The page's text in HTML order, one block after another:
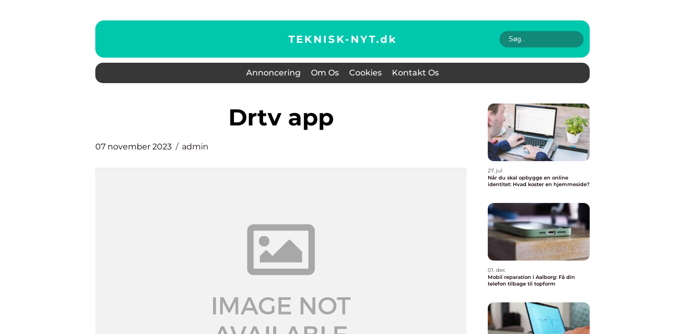
TEKNISK-NYT.dk
Annoncering Om Os Cookies Kontakt Os
drtv app
07 november 2023 admin
27. jul
Når du skal opbygge en online
identitet: Hvad koster en hjemmeside?
01. dec
Mobil reparation i Aalborg: Få din
telefon tilbage til topform